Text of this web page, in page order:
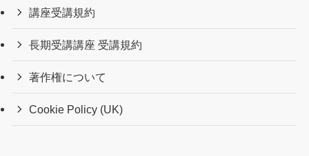
講座受講規約
長期受講講座 受講規約
著作権について
Cookie Policy (UK)